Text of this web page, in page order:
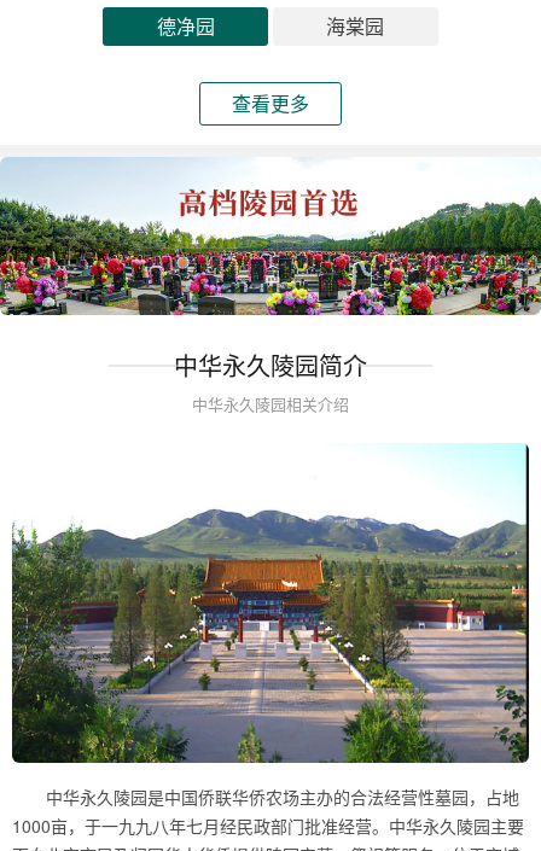
德净园 海棠园
查看更多
中华永久陵园简介
中华永久陵园相关介绍
中华永久陵园是中国侨联华侨农场主办的合法经营性墓园，占地
1000亩，于一九九八年七月经民政部门批准经营。中华永久陵园主要